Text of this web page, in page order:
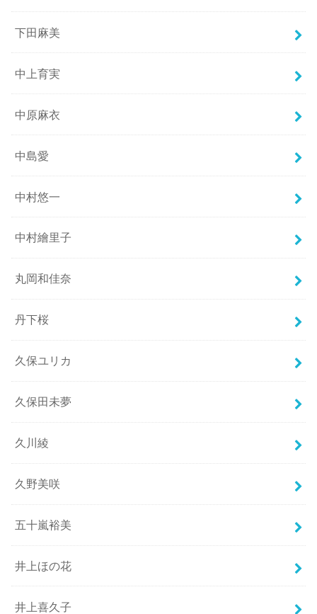
下田麻美
中上育実
中原麻衣
中島愛
中村悠一
中村繪里子
丸岡和佳奈
丹下桜
久保ユリカ
久保田未夢
久川綾
久野美咲
五十嵐裕美
井上ほの花
井上喜久子